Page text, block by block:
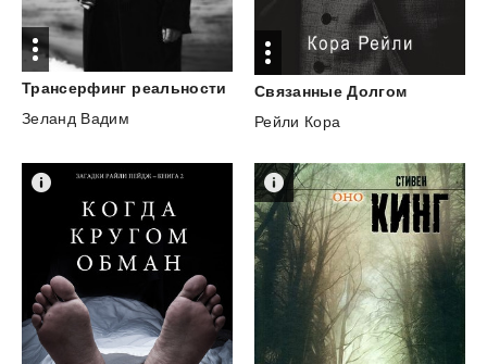
Трансерфинг реальности
Зеланд Вадим
Связанные Долгом
Рейли Кора